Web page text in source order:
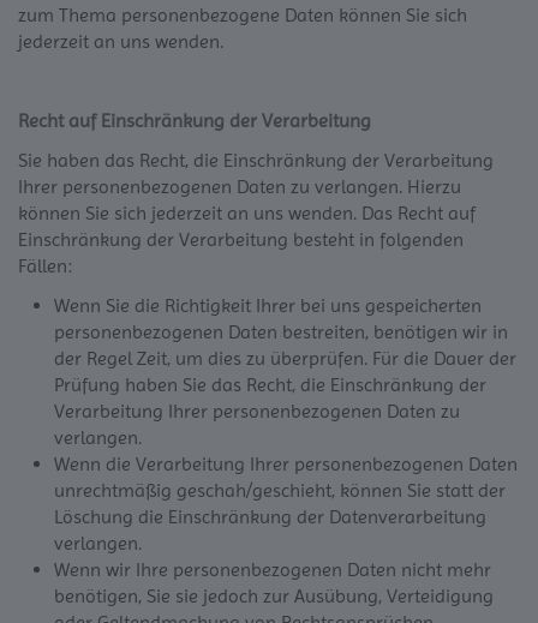
zum Thema personenbezogene Daten können Sie sich
jederzeit an uns wenden.
Recht auf Einschränkung der Verarbeitung
Sie haben das Recht, die Einschränkung der Verarbeitung
Ihrer personenbezogenen Daten zu verlangen. Hierzu
können Sie sich jederzeit an uns wenden. Das Recht auf
Einschränkung der Verarbeitung besteht in folgenden
Fällen:
Wenn Sie die Richtigkeit Ihrer bei uns gespeicherten
personenbezogenen Daten bestreiten, benötigen wir in
der Regel Zeit, um dies zu überprüfen. Für die Dauer der
Prüfung haben Sie das Recht, die Einschränkung der
Verarbeitung Ihrer personenbezogenen Daten zu
verlangen.
Wenn die Verarbeitung Ihrer personenbezogenen Daten
unrechtmäßig geschah/geschieht, können Sie statt der
Löschung die Einschränkung der Datenverarbeitung
verlangen.
Wenn wir Ihre personenbezogenen Daten nicht mehr
benötigen, Sie sie jedoch zur Ausübung, Verteidigung